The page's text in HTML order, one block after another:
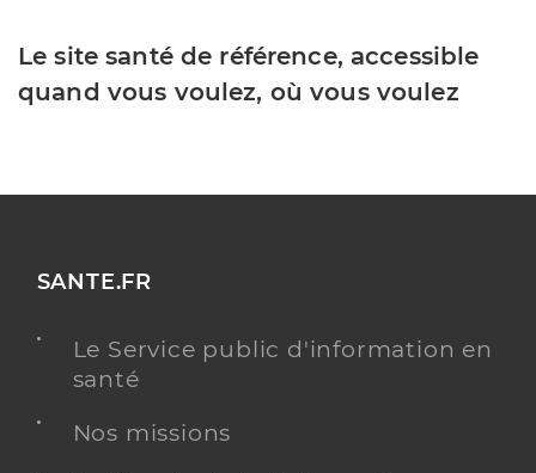
Le site santé de référence, accessible
quand vous voulez, où vous voulez
SANTE.FR
Le Service public d'information en
santé
Nos missions